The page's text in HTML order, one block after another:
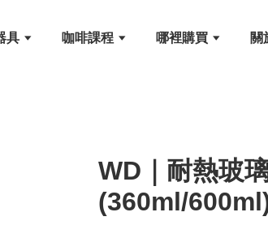
具 咖啡課程 哪裡購買 關
WD｜耐熱玻
(360ml/